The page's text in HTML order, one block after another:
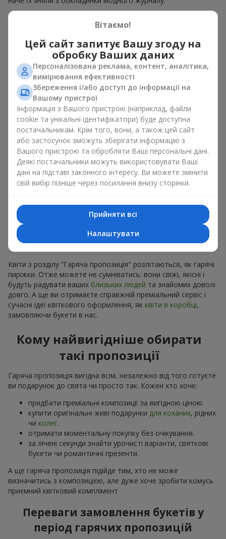
Гаряча пропозиція — це вишукані дизайнерські ансамблі та
елегантні композиції за гарячими цінами, що естетично
поєднують в собі різноманіття форм, кольорів та фактур.
Тут часто з'являються творчі пропозиції зсезонних рослин
а також тематичні набори для свят і особливих подій
Чому ціни на композиції
можуть бути нижчими
Гаряча пропозиція — це не квіти які втратили свою свіжість.
Адже ми гарантуємо термін зберігання кожного букета в
ідеальному стані щонайменше протягом 5 днів. Ціни на
квіти гаряча пропозиція знижуються через:
сезонність квітів — у пік цвітіння троянд, півоній або
гортензій ціни нижчі.
планове оновлення асортименту — старі композиції
авторських букетів.
надходження великої партії квітів – коли ми
розуміємо, що квітів замовлено більше ніж потрібно,
робимо привабливі варіанти дешевшими, зберігши
Квіти з розділу “Гаряча пропозиція" розлітаються, як гарячі
пиріжки. Отже можете не сумніватись: вони свіжі, якісні і
будуть радувати ваших близьких людей та знайомих доволі
довго. А ще ви отримаєте справжній преміальний сервіс і
сучасні ідеї квіткового оформлення, як квіти в коробці,
замовляючи букети в нас.
Кому найвигідніше обирати
такі пропозиції
Гаряча пропозиція вигідна всім, незалежно від того готуєте
ви подарунок до свята чи просто так. Кожен хто хоче:
придбати преміальні композиції за вигідною ціною.
купити оригінальні живі подарунки для коханих, рідних
чи колег.
отримати моментальну покупку без очікування.
за лічені секунди знайти урочисті варіанти, святкові
букети чи романтичні презенти.
А ще гаряча пропозиція підійде тим, хто не може
визначитись з композицією, але дуже хоче зробити комусь
приємний квітковий комплімент
Переваги замовлення букетів у
період гарячих пропозицій
Вітаємо!
Цей сайт запитує Вашу згоду на
обробку Ваших даних
Персоналізована реклама, контент, аналітика,
вимірювання ефективності
Збереження і/або доступ до інформації на
Вашому пристрої
Інформація з Вашого пристрою (наприклад, файли
cookie та унікальні ідентифікатори) буде доступна
постачальникам. Крім того, вони, а також цей сайт
або застосунок зможуть зберігати інформацію з
Вашого пристрою та обробляти Ваші персональні дані.
Деякі постачальники можуть використовувати Ваші
дані на підставі законного інтересу. Ви можете змінити
свій вибір пізніше через посилання внизу сторінки.
Прийняти всі
Налаштувати